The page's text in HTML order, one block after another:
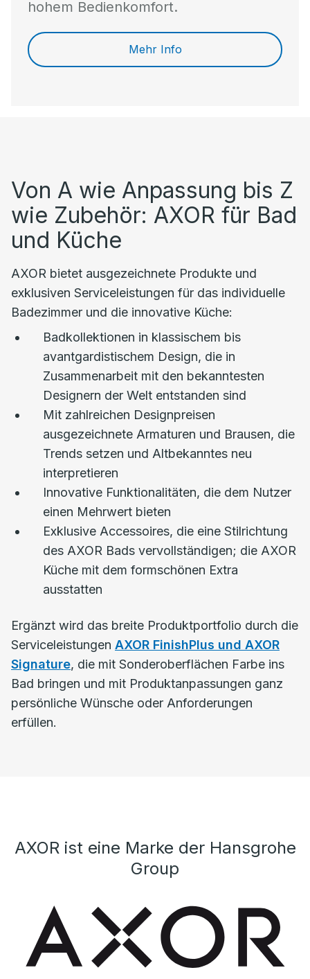
hohem Bedienkomfort.
Mehr Info
Von A wie Anpassung bis Z
wie Zubehör: AXOR für Bad
und Küche
AXOR bietet ausgezeichnete Produkte und
exklusiven Serviceleistungen für das individuelle
Badezimmer und die innovative Küche:
Badkollektionen in klassischem bis
avantgardistischem Design, die in
Zusammenarbeit mit den bekanntesten
Designern der Welt entstanden sind
Mit zahlreichen Designpreisen
ausgezeichnete Armaturen und Brausen, die
Trends setzen und Altbekanntes neu
interpretieren
Innovative Funktionalitäten, die dem Nutzer
einen Mehrwert bieten
Exklusive Accessoires, die eine Stilrichtung
des AXOR Bads vervollständigen; die AXOR
Küche mit dem formschönen Extra
ausstatten
Ergänzt wird das breite Produktportfolio durch die
Serviceleistungen AXOR FinishPlus und AXOR
Signature, die mit Sonderoberflächen Farbe ins
Bad bringen und mit Produktanpassungen ganz
persönliche Wünsche oder Anforderungen
erfüllen.
AXOR ist eine Marke der Hansgrohe
Group